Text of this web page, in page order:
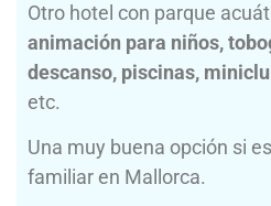
Otro hotel con parque
animación para niños,
descanso, piscinas,
etc.
Una muy buena opción si
familiar en Mallorca.